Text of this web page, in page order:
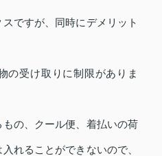
ですが、同時にデメリット
の受け取りに制限がありま
の、クール便、着払いの荷
れることができないので、